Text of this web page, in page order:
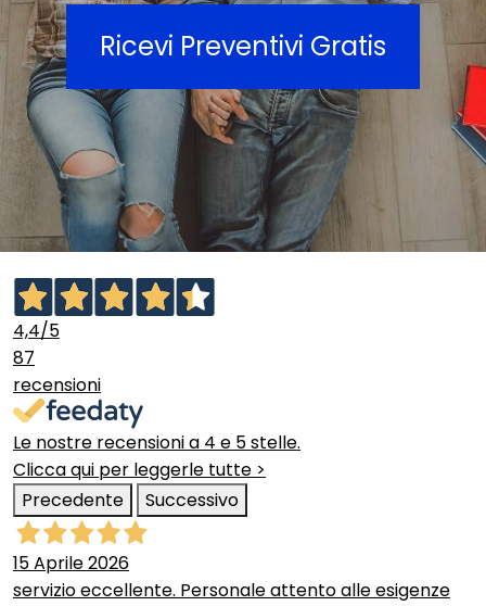
Ricevi Preventivi Gratis
4,4/5
87
recensioni
Le nostre recensioni a 4 e 5 stelle.
Clicca qui per leggerle tutte >
Precedente
Successivo
15 Aprile 2026
servizio eccellente. Personale attento alle esigenze